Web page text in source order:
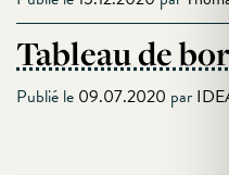
Tableau de
Publié le 09.07.2020 par